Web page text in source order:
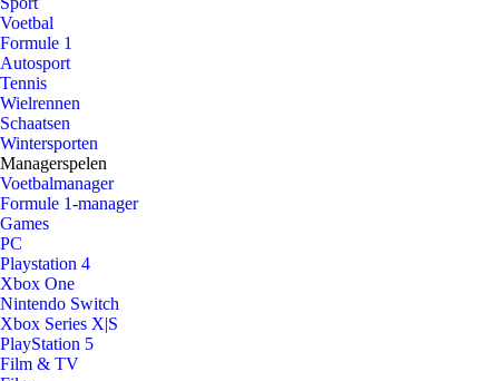
Voetbal
Formule 1
Autosport
Tennis
Wielrennen
Schaatsen
Wintersporten
Managerspelen
Voetbalmanager
Formule 1-manager
Games
PC
Playstation 4
Xbox One
Nintendo Switch
Xbox Series X|S
PlayStation 5
Film & TV